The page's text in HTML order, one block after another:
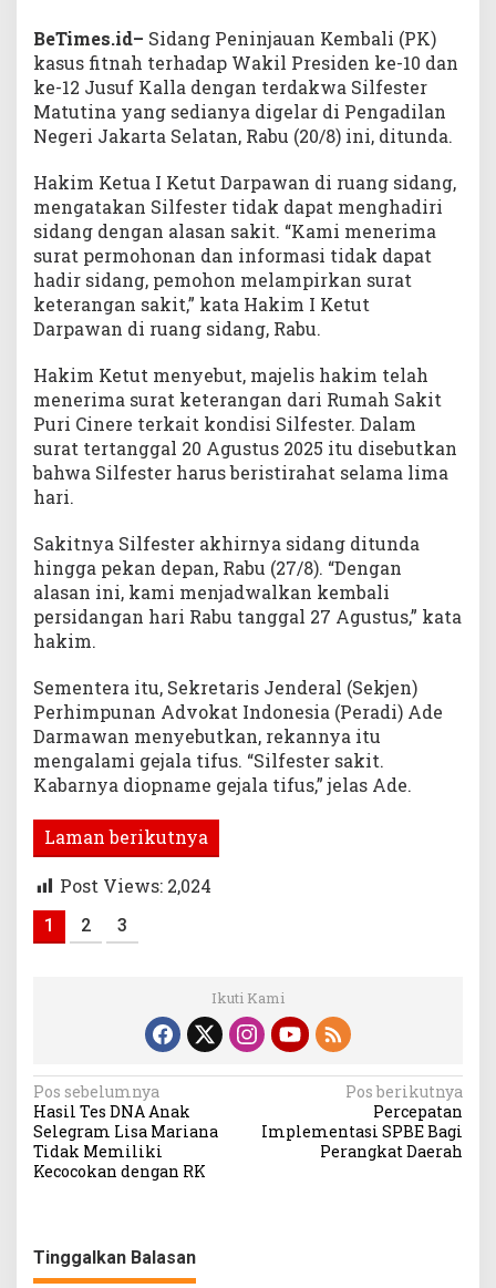
BeTimes.id– Sidang Peninjauan Kembali (PK)
kasus fitnah terhadap Wakil Presiden ke-10 dan
ke-12 Jusuf Kalla dengan terdakwa Silfester
Matutina yang sedianya digelar di Pengadilan
Negeri Jakarta Selatan, Rabu (20/8) ini, ditunda.
Hakim Ketua I Ketut Darpawan di ruang sidang,
mengatakan Silfester tidak dapat menghadiri
sidang dengan alasan sakit. “Kami menerima
surat permohonan dan informasi tidak dapat
hadir sidang, pemohon melampirkan surat
keterangan sakit,” kata Hakim I Ketut
Darpawan di ruang sidang, Rabu.
Hakim Ketut menyebut, majelis hakim telah
menerima surat keterangan dari Rumah Sakit
Puri Cinere terkait kondisi Silfester. Dalam
surat tertanggal 20 Agustus 2025 itu disebutkan
bahwa Silfester harus beristirahat selama lima
hari.
Sakitnya Silfester akhirnya sidang ditunda
hingga pekan depan, Rabu (27/8). “Dengan
alasan ini, kami menjadwalkan kembali
persidangan hari Rabu tanggal 27 Agustus,” kata
hakim.
Sementera itu, Sekretaris Jenderal (Sekjen)
Perhimpunan Advokat Indonesia (Peradi) Ade
Darmawan menyebutkan, rekannya itu
mengalami gejala tifus. “Silfester sakit.
Kabarnya diopname gejala tifus,” jelas Ade.
Laman berikutnya
Post Views: 2,024
1 2 3
Ikuti Kami
Navigasi
pos
Pos sebelumnya
Hasil Tes DNA Anak
Selegram Lisa Mariana
Tidak Memiliki
Kecocokan dengan RK
Pos berikutnya
Percepatan
Implementasi SPBE Bagi
Perangkat Daerah
Tinggalkan Balasan